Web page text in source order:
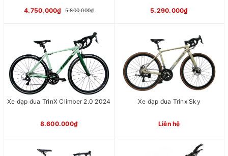
4.750.000₫ 5.800.000₫ 5.290.000₫
Xe đạp đua TrinX Climber 2.0 2024
8.600.000₫
Xe đạp đua Trinx Sky
Liên hệ